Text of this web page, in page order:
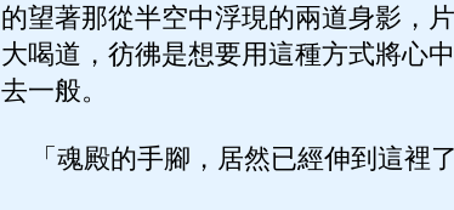
的望著那從半空中浮現的兩道身影，
大喝道，彷彿是想要用這種方式將心
去一般。
「魂殿的手腳，居然已經伸到這裡